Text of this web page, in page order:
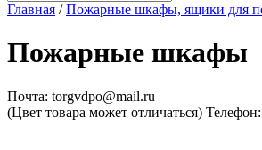
Главная /Пожарные шкафы, ящики для
Пожарные шкафы
Почта: torgvdpo@mail.ru
(Цвет товара может отличаться)